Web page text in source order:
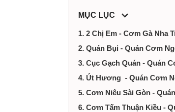
tại
Thành
phố
MỤC LỤC
1. 2 Chị Em - Cơm Gà Nha
2. Quán Bụi - Quán Cơm
3. Cục Gạch Quán - Quán
4. Út Hương - Quán Cơm
5. Cơm Niêu Sài Gòn -
6. Cơm Tấm Thuận Kiều -